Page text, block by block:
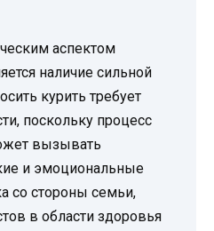
аспектом
наличие сильной
курить требует
поскольку процесс
вызывать
и эмоциональные
со стороны семьи,
в области здоровья